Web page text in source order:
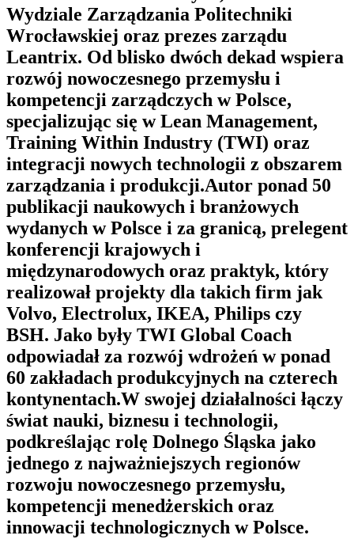
Wydziale Zarządzania Politechniki
Wrocławskiej oraz prezes zarządu
Leantrix. Od blisko dwóch dekad wspiera
rozwój nowoczesnego przemysłu i
kompetencji zarządczych w Polsce,
specjalizując się w Lean Management,
Training Within Industry (TWI) oraz
integracji nowych technologii z obszarem
zarządzania i produkcji.Autor ponad 50
publikacji naukowych i branżowych
wydanych w Polsce i za granicą, prelegent
konferencji krajowych i
międzynarodowych oraz praktyk, który
realizował projekty dla takich firm jak
Volvo, Electrolux, IKEA, Philips czy
BSH. Jako były TWI Global Coach
odpowiadał za rozwój wdrożeń w ponad
60 zakładach produkcyjnych na czterech
kontynentach.W swojej działalności łączy
świat nauki, biznesu i technologii,
podkreślając rolę Dolnego Śląska jako
jednego z najważniejszych regionów
rozwoju nowoczesnego przemysłu,
kompetencji menedżerskich oraz
innowacji technologicznych w Polsce.